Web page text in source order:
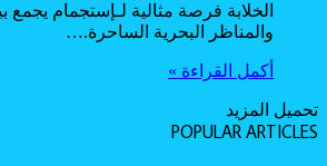
الخلابة فرصة مثالية لـإستجمام يجمع
والمناظر البحرية الساحرة.…
أكمل القراءة »
تحميل المزيد
POPULAR ARTICLES